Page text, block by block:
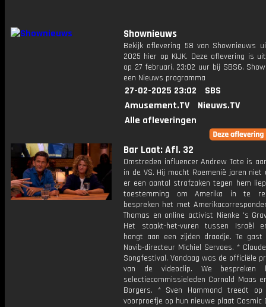
Shownieuws
Bekijk aflevering 58 van Shownieuws
2025 hier op KIJK. Deze aflevering is
op 27 februari, 23:02 uur bij SBS6.
een Nieuws programma
27-02-2025 23:02
SBS
Amusement.TV
Nieuws.TV
Alle afleveringen
Bar Laat: Afl. 32
Omstreden influencer Andrew Tate is
in de VS. Hij mocht Roemenië jaren
er een aantal strafzaken tegen hem
toestemming om Amerika in te
bespreken het met
Thomas en online activist Nienke 's
Het staakt-het-vuren tussen Israël
hangt aan een zijden draadje. Te gast
Novib-directeur Michiel Servaes. *
Songfestival. Vandaag was de officiële
van de videoclip. We bespreken
selectiecommissieleden Cornald Maas
Borgers. * Sven Hammond treedt
voorproefje op hun nieuwe plaat Cosmic